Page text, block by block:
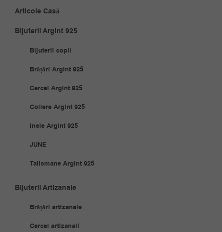
Articole Casă
Bijuterii Argint 925
Bijuterii copii
Brățări Argint 925
Cercei Argint 925
Coliere Argint 925
Inele Argint 925
JUNE
Talismane Argint 925
Bijuterii Artizanale
Brățări artizanale
Cercei artizanali